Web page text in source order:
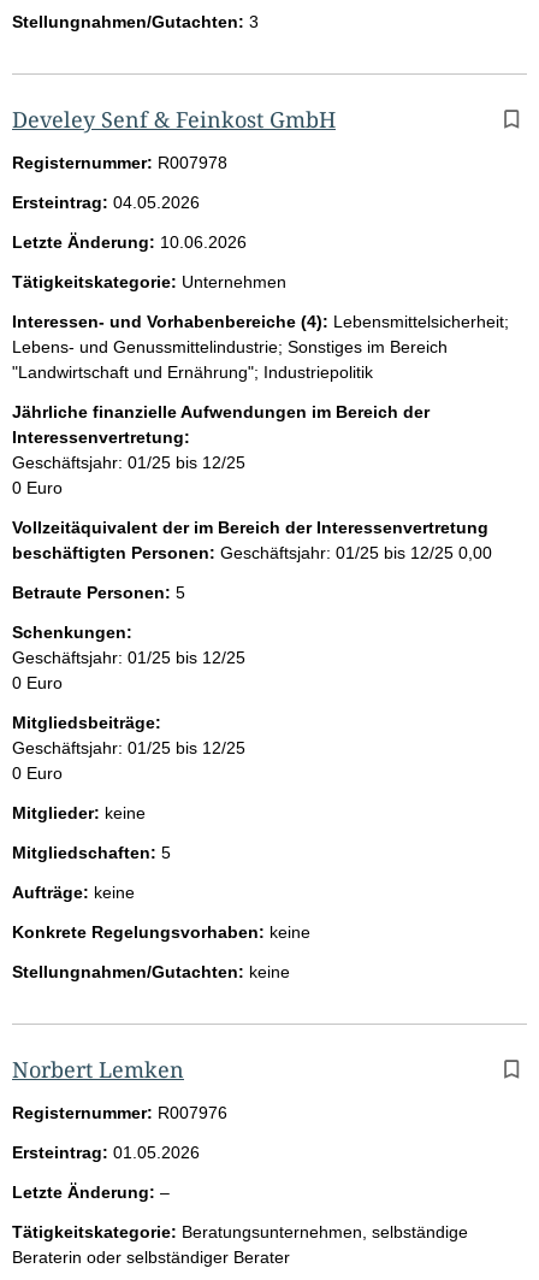
Stellungnahmen/Gutachten: 3
Develey Senf & Feinkost GmbH
Registernummer: R007978
Ersteintrag: 04.05.2026
Letzte Änderung: 10.06.2026
Tätigkeitskategorie: Unternehmen
Interessen- und Vorhabenbereiche (4): Lebensmittelsicherheit;
Lebens- und Genussmittelindustrie; Sonstiges im Bereich
"Landwirtschaft und Ernährung"; Industriepolitik
Jährliche finanzielle Aufwendungen im Bereich der
Interessenvertretung:
Geschäftsjahr: 01/25 bis 12/25
0 Euro
Vollzeitäquivalent der im Bereich der Interessenvertretung
beschäftigten Personen: Geschäftsjahr: 01/25 bis 12/25 0,00
Betraute Personen: 5
Schenkungen:
Geschäftsjahr: 01/25 bis 12/25
0 Euro
Mitgliedsbeiträge:
Geschäftsjahr: 01/25 bis 12/25
0 Euro
Mitglieder: keine
Mitgliedschaften: 5
Aufträge: keine
Konkrete Regelungsvorhaben: keine
Stellungnahmen/Gutachten: keine
Norbert Lemken
Registernummer: R007976
Ersteintrag: 01.05.2026
Letzte Änderung: –l
e
r
Tätigkeitskategorie: Beratungsunternehmen, selbständige
Beraterin oder selbständiger Berater